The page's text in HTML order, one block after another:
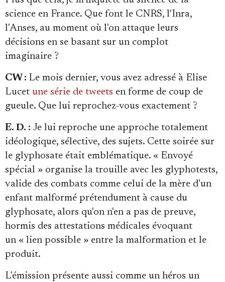
science en France. Que font le CNRS, l'Inra,
l'Anses, au moment où l'on attaque leurs
décisions en se basant sur un complot
imaginaire ?
CW : Le mois dernier, vous avez adressé à Elise
Lucet une série de tweets en forme de coup de
gueule. Que lui reprochez-vous exactement ?
E. D. : Je lui reproche une approche totalement
idéologique, sélective, des sujets. Cette soirée sur
le glyphosate était emblématique. « Envoyé
spécial » organise la trouille avec les glyphotests,
valide des combats comme celui de la mère d'un
enfant malformé prétendument à cause du
glyphosate, alors qu'on n'en a pas de preuve,
hormis des attestations médicales évoquant
un « lien possible » entre la malformation et le
produit.
L'émission présente aussi comme un héros un